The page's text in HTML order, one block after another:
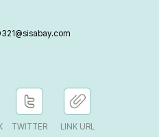
TWITTER LINK URL